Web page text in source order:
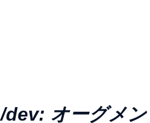
/dev: オーグメ